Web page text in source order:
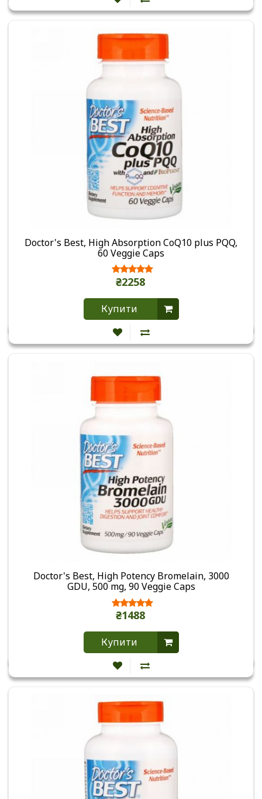
Doctor's Best, High Absorption CoQ10 plus PQQ,
60 Veggie Caps
₴2258
Купити
Doctor's Best, High Potency Bromelain, 3000
GDU, 500 mg, 90 Veggie Caps
₴1488
Купити